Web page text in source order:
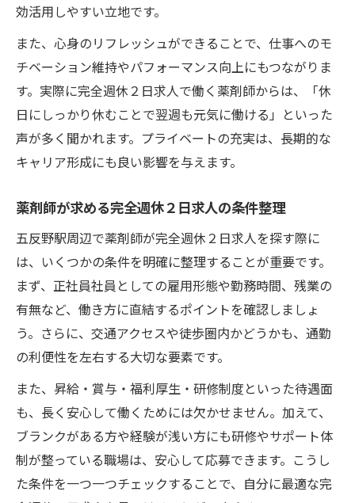
効活用しやすい立地です。
また、心身のリフレッシュができることで、仕事へのモ
チベーション維持やパフォーマンス向上にもつながりま
す。実際に完全週休２日求人で働く薬剤師からは、「休
日にしっかり休むことで翌週も元気に働ける」といった
声が多く聞かれます。プライベートの充実は、長期的な
キャリア形成にも良い影響を与えます。
薬剤師が求める完全週休２日求人の条件整理
五反野駅周辺で薬剤師が完全週休２日求人を探す際に
は、いくつかの条件を明確に整理することが重要です。
まず、正社員社員としての雇用形態や勤務時間、残業の
有無など、働き方に直結するポイントを確認しましょ
う。さらに、交通アクセスや徒歩圏内かどうかも、通勤
の利便性を左右する大切な要素です。
また、昇給・賞与・福利厚生・研修制度といった待遇面
も、長く安心して働くためには欠かせません。加えて、
ブランクがある方や経験が浅い方にも研修やサポート体
制が整っている職場は、安心して応募できます。こうし
た条件を一つ一つチェックすることで、自分に最適な完